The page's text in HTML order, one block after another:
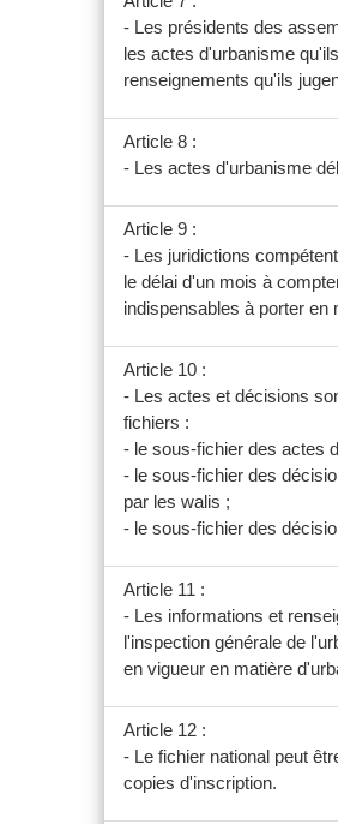
- Les présidents des
les actes d'urbanisme
renseignements qu'ils
Article 8 :
- Les actes d'urbanisme
Article 9 :
- Les juridictions
le délai d'un mois à
indispensables à porter en
Article 10 :
- Les actes et décisions
fichiers :
- le sous-fichier des actes
- le sous-fichier des
par les walis ;
- le sous-fichier des
Article 11 :
- Les informations et
l'inspection générale de
en vigueur en matière
Article 12 :
- Le fichier national peut
copies d'inscription.